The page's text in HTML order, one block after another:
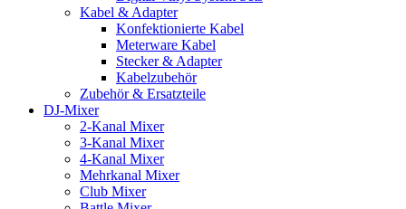
Kabel & Adapter
Konfektionierte Kabel
Meterware Kabel
Stecker & Adapter
Kabelzubehör
Zubehör & Ersatzteile
DJ-Mixer
2-Kanal Mixer
3-Kanal Mixer
4-Kanal Mixer
Mehrkanal Mixer
Club Mixer